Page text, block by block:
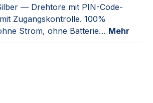
— Drehtore mit PIN-Code-
Zugangskontrolle. 100%
Strom, ohne Batterie… Mehr